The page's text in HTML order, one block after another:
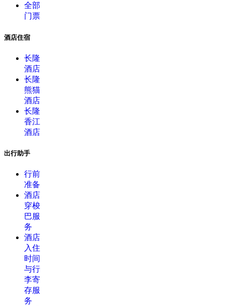
全部
门票
酒店住宿
长隆
酒店
长隆
熊猫
酒店
长隆
香江
酒店
出行助手
行前
准备
酒店
穿梭
巴服
务
酒店
入住
时间
与行
李寄
存服
务